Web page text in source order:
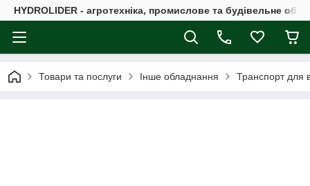
HYDROLIDER - агротехніка, промислове та будівельне
Товари та послуги Інше обладнання Транспорт для